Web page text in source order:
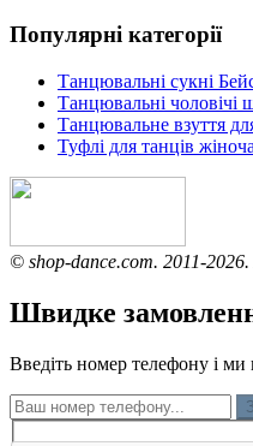
Популярні категорії
Танцювальні сукні
Танцювальні чоловічі
Танцювальне взуття
Туфлі для танців
© shop-dance.com. 2011-
Швидке
Введіть номер телефону і